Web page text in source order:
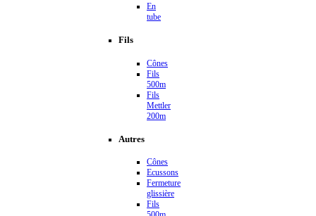
En
tube
Fils
Cônes
Fils
500m
Fils
Mettler
200m
Autres
Cônes
Ecussons
Fermeture
glissière
Fils